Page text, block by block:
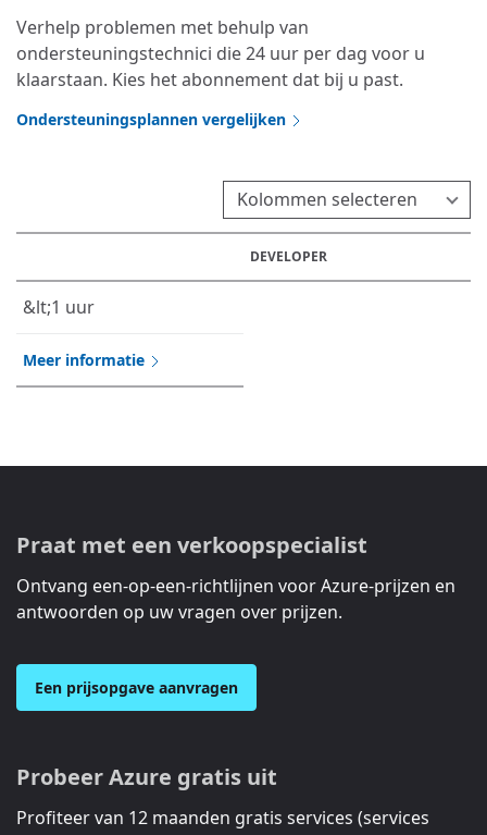
Verhelp problemen met behulp van
ondersteuningstechnici die 24 uur per dag voor u
klaarstaan. Kies het abonnement dat bij u past.
Ondersteuningsplannen vergelijken
Kolommen selecteren
DEVELOPER
&lt;1 uur
Meer informatie
Praat met een verkoopspecialist
Ontvang een-op-een-richtlijnen voor Azure-prijzen en
antwoorden op uw vragen over prijzen.
Een prijsopgave aanvragen
Probeer Azure gratis uit
Profiteer van 12 maanden gratis services (services